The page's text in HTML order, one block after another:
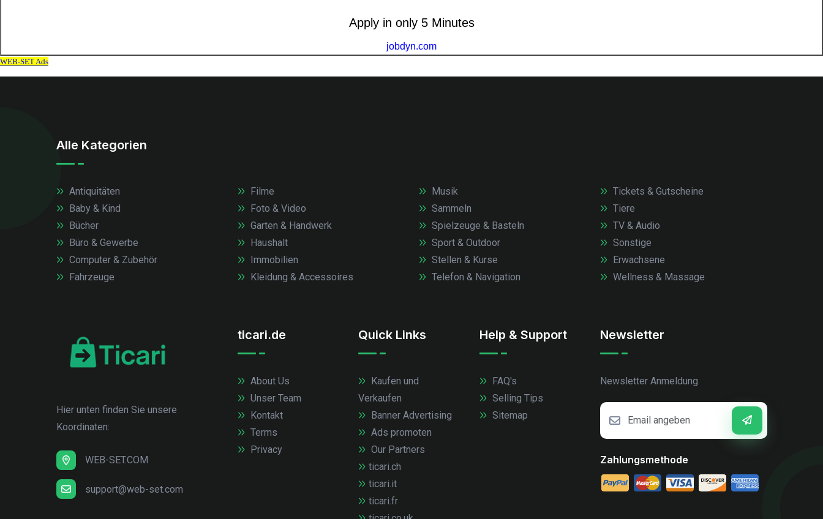
Alle Kategorien
Antiquitäten
Baby & Kind
Bücher
Büro & Gewerbe
Computer & Zubehör
Fahrzeuge
Filme
Foto & Video
Garten & Handwerk
Haushalt
Immobilien
Kleidung & Accessoires
Musik
Sammeln
Spielzeuge & Basteln
Sport & Outdoor
Stellen & Kurse
Telefon & Navigation
Tickets & Gutscheine
Tiere
TV & Audio
Sonstige
Erwachsene
Wellness & Massage
Hier unten finden Sie unsere
Koordinaten:
WEB-SET.COM
support@web-set.com
ticari.de
About Us
Unser Team
Kontakt
Terms
Privacy
Quick Links
Kaufen und
Verkaufen
Banner Advertising
Ads promoten
Our Partners
ticari.ch
ticari.it
ticari.fr
Help & Support
FAQ's
Selling Tips
Sitemap
Newsletter
Newsletter Anmeldung
Zahlungsmethode